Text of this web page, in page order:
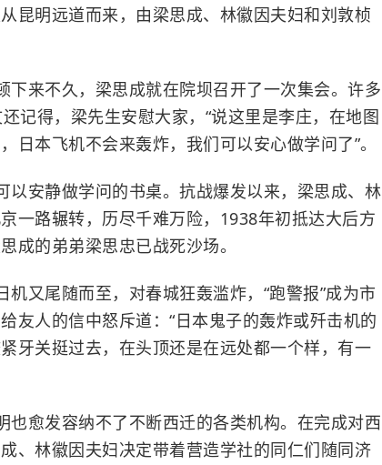
昆明远道而来，由梁思成、林徽因夫妇和刘敦桢
下来不久，梁思成就在院坝召开了一次集会。许多
还记得，梁先生安慰大家，“说这里是李庄，在地图
日本飞机不会来轰炸，我们可以安心做学问了”。
以安静做学问的书桌。抗战爆发以来，梁思成、林
一路辗转，历尽千难万险，1938年初抵达大后方
成的弟弟梁思忠已战死沙场。
又尾随而至，对春城狂轰滥炸，“跑警报”成为市
友人的信中怒斥道：“日本鬼子的轰炸或歼击机的
牙关挺过去，在头顶还是在远处都一个样，有一
也愈发容纳不了不断西迁的各类机构。在完成对西
、林徽因夫妇决定带着营造学社的同仁们随同济